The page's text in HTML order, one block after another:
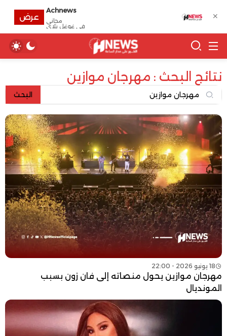
نتائج البحث : مهرجان موازين
البحث
18 يونيو 2026 - 22:00
مهرجان موازين يحول منصاته إلى فان زون بسبب
المونديال
✕
Achnews
مجانى
في غوغل بلاي
عرض